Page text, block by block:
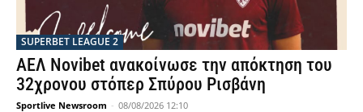
SUPERBET LEAGUE 2
ΑΕΛ Novibet ανακοίνωσε την απόκτηση του
32χρονου στόπερ Σπύρου Ρισβάνη
Sportlive Newsroom - 08/08/2026 12:10